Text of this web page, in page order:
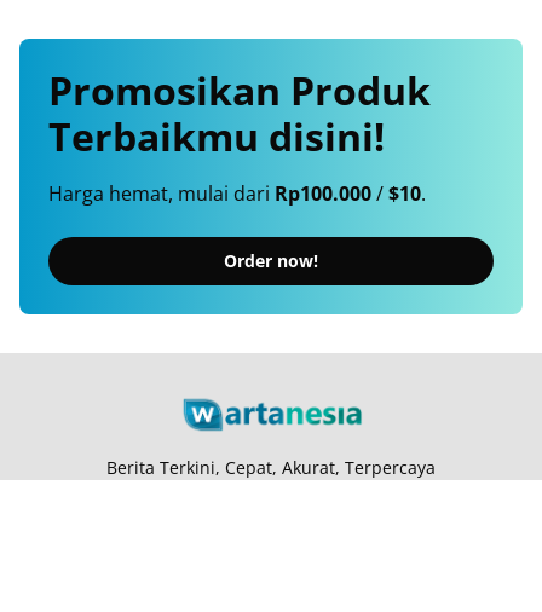
Promosikan Produk
Terbaikmu disini!
Harga hemat, mulai dari Rp100.000/$10.
Order now!
Berita Terkini, Cepat, Akurat, Terpercaya